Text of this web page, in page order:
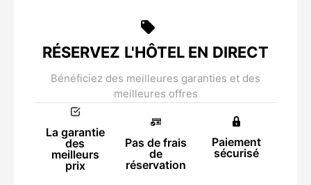
RÉSERVEZ L'HÔTEL EN DIRECT
Bénéficiez des meilleures garanties et des
meilleures offres
La garantie
des
meilleurs
prix
Pas de frais
de
réservation
Paiement
sécurisé